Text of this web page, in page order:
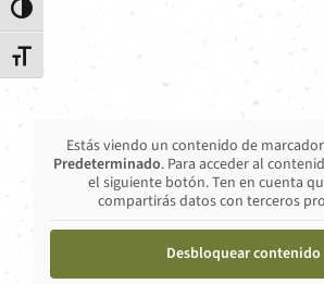
Alternar alto contraste
Alternar tamaño de letra
Estás viendo un contenido de
Predeterminado. Para acceder al
el siguiente botón. Ten en cuenta
compartirás datos con terceros
Desbloquear contenido